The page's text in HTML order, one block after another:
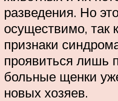
разведения. Но
осуществимо, так
признаки
проявиться лишь
больные щенки
новых хозяев.